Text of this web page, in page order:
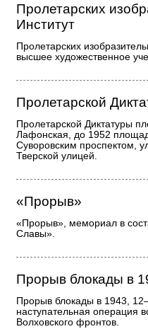
Пролетарских
Институт
Пролетарских
высшее художественное
Пролетарской
Пролетарской Диктатуры
Лафонская, до 1952
Суворовским проспектом,
Тверской улицей.
«Прорыв»
«Прорыв», мемориал в
Славы».
Прорыв блокады в
Прорыв блокады в 1943,
наступательная операция
Волховского фронтов.